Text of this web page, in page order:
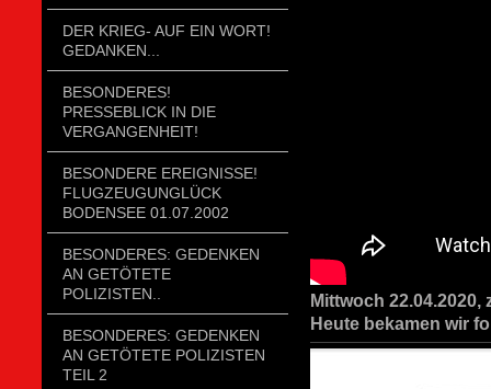
DER KRIEG- AUF EIN WORT!
GEDANKEN...
BESONDERES!
PRESSEBLICK IN DIE
VERGANGENHEIT!
BESONDERE EREIGNISSE!
FLUGZEUGUNGLÜCK
BODENSEE 01.07.2002
BESONDERES: GEDENKEN
AN GETÖTETE
POLIZISTEN..
BESONDERES: GEDENKEN
AN GETÖTETE POLIZISTEN
TEIL 2
Mittwoch
Heute bekamen wir